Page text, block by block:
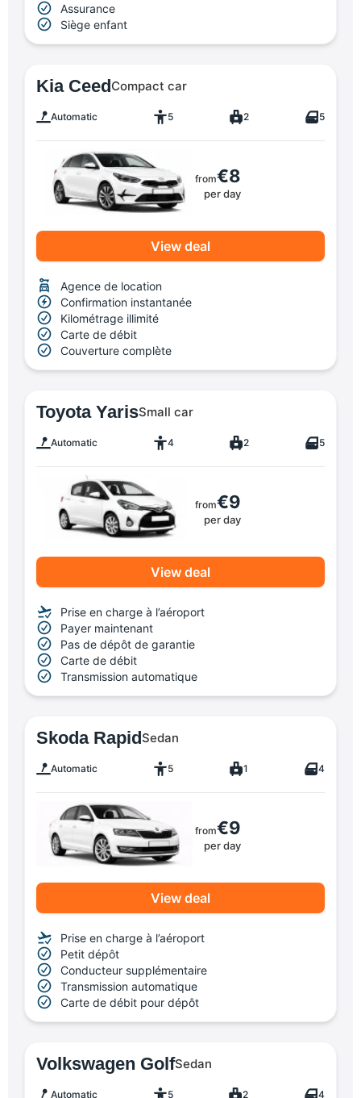
Assurance
Siège enfant
Kia Ceed Compact car
Automatic 5 2 5
from€8
per day
View deal
Agence de location
Confirmation instantanée
Kilométrage illimité
Carte de débit
Couverture complète
Toyota YarisSmall car
Automatic 4 2 5
from€9
per day
View deal
Prise en charge à l’aéroport
Payer maintenant
Pas de dépôt de garantie
Carte de débit
Transmission automatique
Skoda Rapid Sedan
Automatic 5 1 4
from€9
per day
View deal
Prise en charge à l’aéroport
Petit dépôt
Conducteur supplémentaire
Transmission automatique
Carte de débit pour dépôt
Volkswagen GolfSedan
Automatic 5 2 4